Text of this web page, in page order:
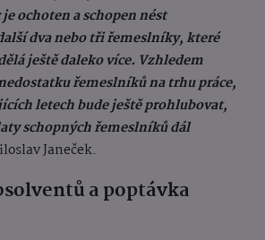
ochoten a schopen nést
dva nebo tři řemeslníky, které
ještě daleko více. Vzhledem
řemeslníků na trhu práce,
letech bude ještě prohlubovat,
schopných řemeslníků dál
Janeček.
a poptávka